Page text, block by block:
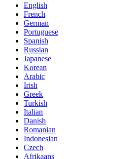
English
French
German
Portuguese
Spanish
Russian
Japanese
Korean
Arabic
Irish
Greek
Turkish
Italian
Danish
Romanian
Indonesian
Czech
Afrikaans